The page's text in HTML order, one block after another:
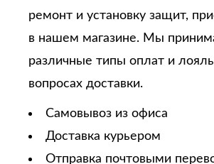
ремонт и установку защит,
в нашем магазине. Мы
различные типы оплат и
вопросах доставки.
Самовывоз из офиса
Доставка курьером
Отправка почтовыми